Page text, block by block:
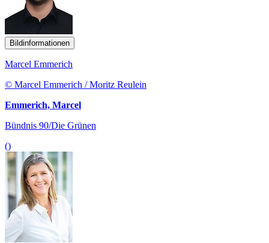
Bildinformationen
Marcel Emmerich
© Marcel Emmerich / Moritz Reulein
Emmerich, Marcel
Bündnis 90/Die Grünen
()